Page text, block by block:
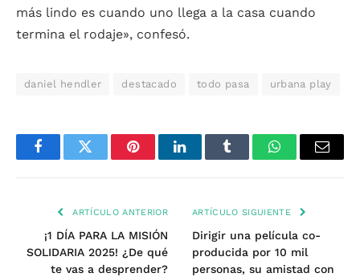
más lindo es cuando uno llega a la casa cuando
termina el rodaje», confesó.
daniel hendler destacado todo pasa urbana play
FacebookTwitter PinterestLinkedInTumblr WhatsAppEmail
ARTÍCULO ANTERIOR
¡1 DÍA PARA LA MISIÓN
SOLIDARIA 2025! ¿De qué
te vas a desprender?
ARTÍCULO SIGUIENTE
Dirigir una película co-
producida por 10 mil
personas, su amistad con